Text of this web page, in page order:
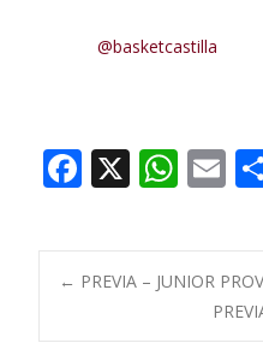
@basketcastilla
F
e
b
X W
at
s
E
ai
l
← PREVIA – JUNIOR